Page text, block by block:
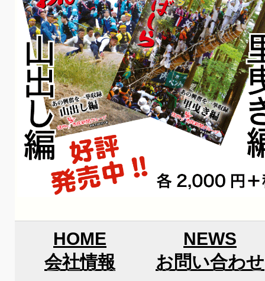
HOME
NEWS
会社情報
お問い合わせ